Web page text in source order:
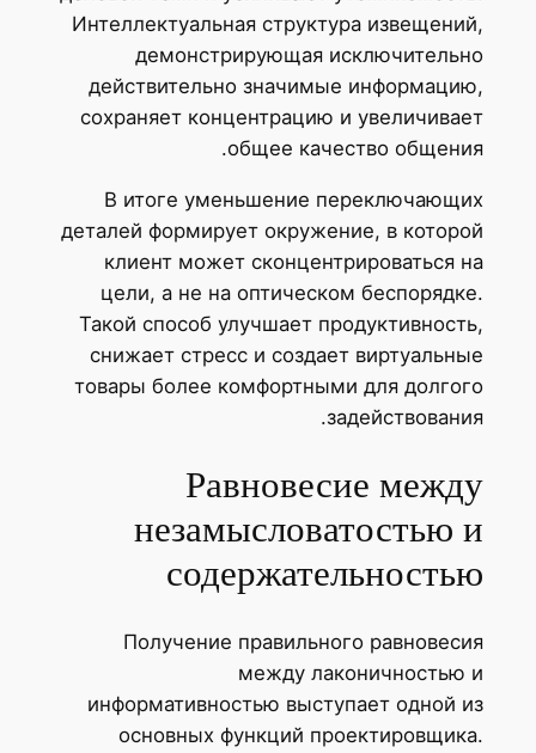
Интеллектуальная структура извещений,
демонстрирующая исключительно
действительно значимые информацию,
сохраняет концентрацию и увеличивает
общее качество общения.
В итоге уменьшение переключающих
деталей формирует окружение, в которой
клиент может сконцентрироваться на
цели, а не на оптическом беспорядке.
Такой способ улучшает продуктивность,
снижает стресс и создает виртуальные
товары более комфортными для долгого
задействования.
Равновесие между
незамысловатостью и
содержательностью
Получение правильного равновесия
между лаконичностью и
информативностью выступает одной из
основных функций проектировщика.